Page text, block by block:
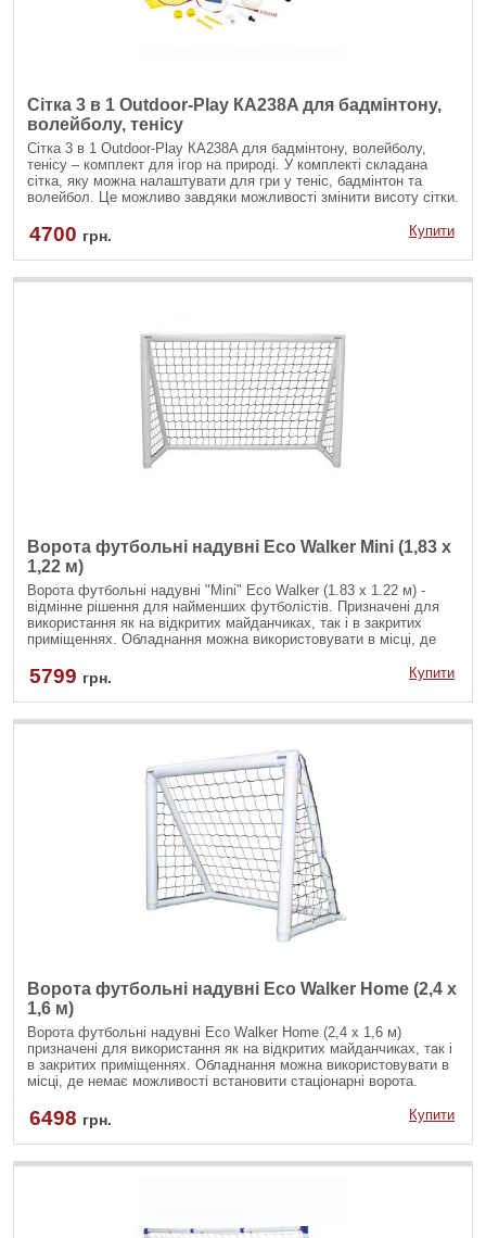
Сітка 3 в 1 Outdoor-Play КА238A для бадмінтону,
волейболу, тенісу
Сітка 3 в 1 Outdoor-Play КА238A для бадмінтону, волейболу,
тенісу – комплект для ігор на природі. У комплекті складана
сітка, яку можна налаштувати для гри у теніс, бадмінтон та
волейбол. Це можливо завдяки можливості змінити висоту сітки.
воду. Також у комплекті йде 2 ракетки для тенісу, два м'ячики
для тенісу, дві ракетки для бадмінтону та воланчик до них, м'яч
для волейболу та насос до нього.
4700 грн. Купити
Ворота футбольні надувні Eco Walker Mini (1,83 x
1,22 м)
Ворота футбольні надувні "Mini" Eco Walker (1.83 x 1.22 м) -
відмінне рішення для найменших футболістів. Призначені для
використання як на відкритих майданчиках, так і в закритих
приміщеннях. Обладнання можна використовувати в місці, де
відрізняються стійкістю, міцністю, легкістю монтажу та
ергономічністю. Облаштувати поле для гри в футбол можна в
будь-якому місці. Ворота надуваються за допомогою насосу
(входить до комплекту), фіксуються анкерами.
5799 грн. Купити
Ворота футбольні надувні Eco Walker Home (2,4 x
1,6 м)
Ворота футбольні надувні Eco Walker Home (2,4 x 1,6 м)
призначені для використання як на відкритих майданчиках, так і
в закритих приміщеннях. Обладнання можна використовувати в
місці, де немає можливості встановити стаціонарні ворота.
Облаштувати поле для гри в футбол можна в будь-якому місці.
Ворота надуваються за допомогою насосу (входить до
комплекту), фіксуються анкерами.
6498 грн. Купити